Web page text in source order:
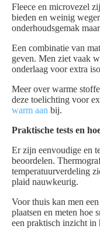
Fleece en microvezel
bieden en weinig
onderhoudsgemak
Een combinatie van
geven. Men ziet vaak
onderlaag voor extra
Meer over warme
deze toelichting voor
warm aan bij.
Praktische tests en
Er zijn eenvoudige en
beoordelen.
temperatuurverdeling
plaid nauwkeurig.
Voor thuis kan men
plaatsen en meten hoe
een praktisch inzicht in